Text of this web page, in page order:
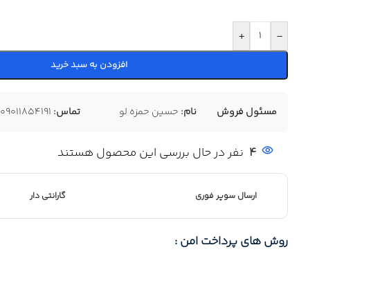
-
+
افزودن به سبد خرید
مسئول فروش نام: حسین حمزه لو تماس: 09011854191
4 نفر در حال بررسی این محصول هستند
ارسال سوپر فوری گارانتی دار
روش های پرداخت امن :